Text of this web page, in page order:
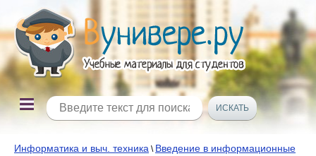
Информатика и выч. техника \ Введение в информационные